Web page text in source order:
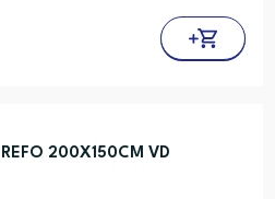
200X150CM VD